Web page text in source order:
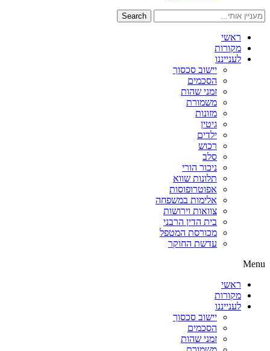
Search
ראשי
מקורות
לענייננו
יישוב סכסוך
הסכמים
זמני שהות
משמורת
מזונות
גיטין
ילדים
רכוש
סלב
ניכור הורי
תלונות שווא
אפוטרופוסות
אלימות במשפחה
צוואות וירושות
בית הדין הרבני
מכורסת המטפל
עדשת החוקר
Menu
ראשי
מקורות
לענייננו
יישוב סכסוך
הסכמים
זמני שהות